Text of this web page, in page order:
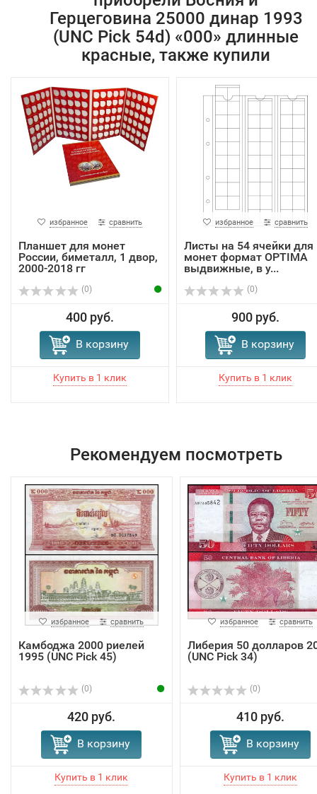
Герцеговина 25000 динар 1993
(UNC Pick 54d) «000» длинные
красные, также купили
избранное сравнить
Планшет для монет
России, биметалл, 1 двор,
2000-2018 гг
(0)
400 руб.
В корзину
избранное сравнить
Листы на 54 ячейки для
монет формат OPTIMA
выдвижные, в у...
(0)
900 руб.
В корзину
Рекомендуем посмотреть
избранное сравнить
Камбоджа 2000 риелей
1995 (UNC Pick 45)
(0)
420 руб.
В корзину
избранное сравнить
Либерия 50 долларов
(UNC Pick 34)
(0)
410 руб.
В корзину